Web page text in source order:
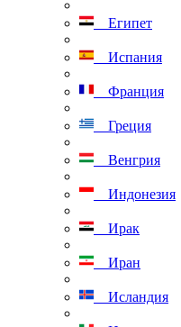
Египет
Испания
Франция
Греция
Венгрия
Индонезия
Ирак
Иран
Исландия